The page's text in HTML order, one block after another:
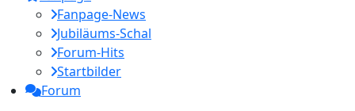
Fanpage-News
Jubiläums-Schal
Forum-Hits
Startbilder
Forum